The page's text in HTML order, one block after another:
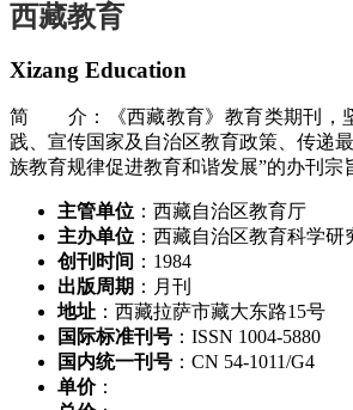
西藏教育
Xizang Education
简 介：《西藏教育》教育类期刊，
践、宣传国家及自治区教育政策、传递
族教育规律促进教育和谐发展”的办刊宗
主管单位 ：西藏自治区教育厅
主办单位 ：西藏自治区教育科学研
创刊时间 ：1984
出版周期 ：月刊
地址 ：西藏拉萨市藏大东路15号
国际标准刊号 ：ISSN 1004-5880
国内统一刊号 ：CN 54-1011/G4
单价：